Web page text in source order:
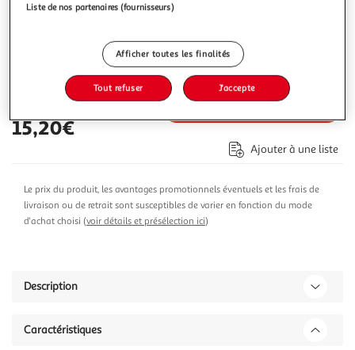
Livraison dès 2/3 jours
Plus d'options
Vendu par1001Jouets 23,99€
15,20€
Ajouter à une liste
Le prix du produit, les avantages promotionnels éventuels et les frais de
livraison ou de retrait sont susceptibles de varier en fonction du mode
d'achat choisi (voir détails et présélection ici)
Description
Caractéristiques
Liste de nos partenaires (fournisseurs)
Afficher toutes les finalités
Tout refuser J'accepte